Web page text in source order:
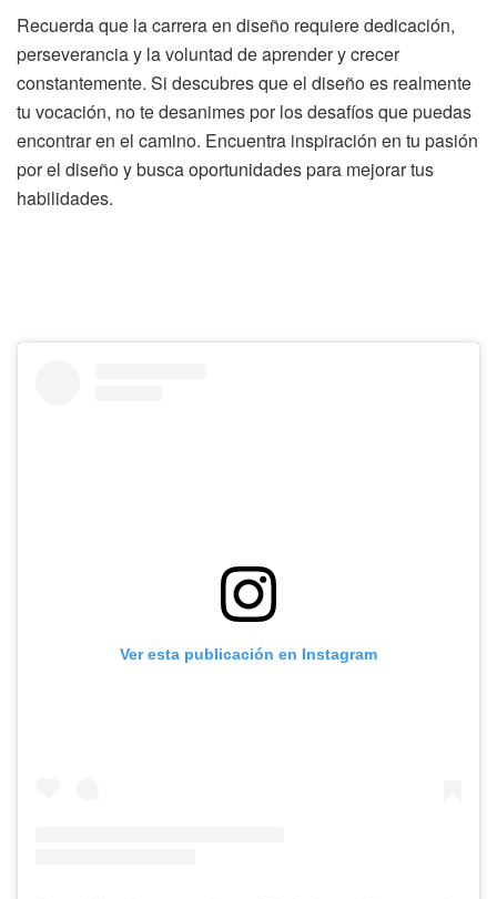
Recuerda que la carrera en diseño requiere dedicación,
perseverancia y la voluntad de aprender y crecer
constantemente. Si descubres que el diseño es realmente
tu vocación, no te desanimes por los desafíos que puedas
encontrar en el camino. Encuentra inspiración en tu pasión
por el diseño y busca oportunidades para mejorar tus
habilidades.
Ver esta publicación en Instagram